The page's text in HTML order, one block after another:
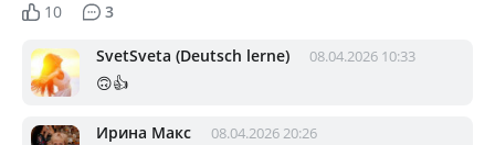
10
3
SvetSveta (Deutsch lerne) 08.04.2026 10:33
🙃👍
Ирина Макс 08.04.2026 20:26